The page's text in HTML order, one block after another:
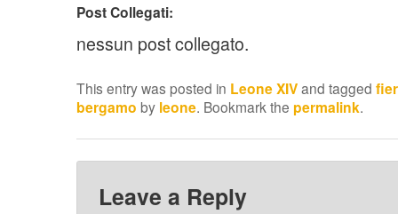
Post Collegati:
nessun post collegato.
This entry was posted in Leone XIVand tagged
bergamo by leone. Bookmark the permalink.
Leave a Reply